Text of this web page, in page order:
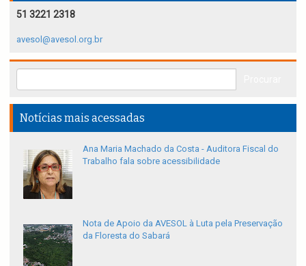
51 3221 2318
avesol@avesol.org.br
Notícias mais acessadas
Ana Maria Machado da Costa - Auditora Fiscal do
Trabalho fala sobre acessibilidade
Nota de Apoio da AVESOL à Luta pela Preservação
da Floresta do Sabará